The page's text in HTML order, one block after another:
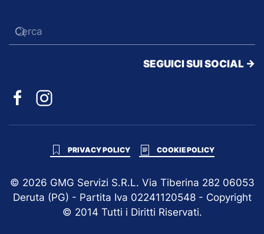
SEGUICI SUI SOCIAL ->
PRIVACY POLICY COOKIE POLICY
© 2026 GMG Servizi S.R.L. Via Tiberina 282 06053
Deruta (PG) - Partita Iva 02241120548 - Copyright
© 2014 Tutti i Diritti Riservati.